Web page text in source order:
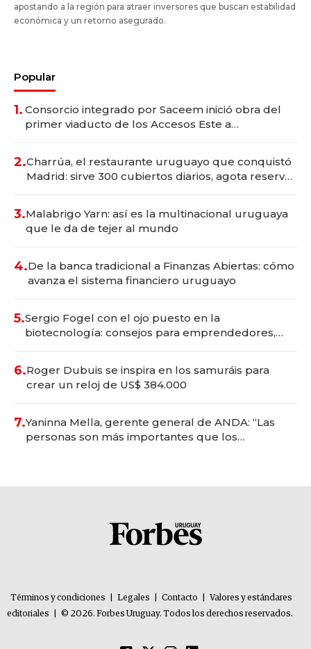
apostando a la región para atraer inversores que buscan estabilidad
económica y un retorno asegurado.
Popular
1. Consorcio integrado por Saceem inició obra del
primer viaducto de los Accesos Este a
2.Charrúa, el restaurante uruguayo que conquistó
Madrid: sirve 300 cubiertos diarios, agota reservas
3.Malabrigo Yarn: así es la multinacional uruguaya
que le da de tejer al mundo
4.De la banca tradicional a Finanzas Abiertas: cómo
avanza el sistema financiero uruguayo
5.Sergio Fogel con el ojo puesto en la
biotecnología: consejos para emprendedores,
6.Roger Dubuis se inspira en los samuráis para
crear un reloj de US$ 384.000
7.Yaninna Mella, gerente general de ANDA: “Las
personas son más importantes que los
Términos y condiciones Legales Contacto
Valores y estándares
editoriales
© 2026. Forbes Uruguay. Todos los derechos reservados.